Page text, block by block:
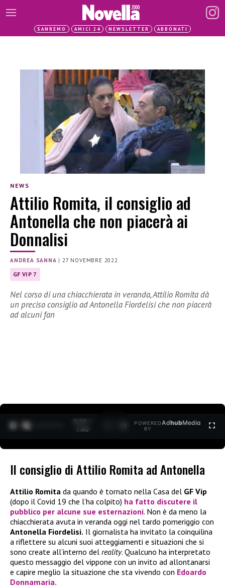
SANREMO AMICI 24 NEWSLETTER ABBONATI
NEWS
Attilio Romita, il consiglio ad
Antonella che non piacerà ai
Donnalisi
ANDREA SANNA |27 NOVEMBRE 2022
GF VIP 7
Nel corso di una chiacchierata in veranda, Attilio Romita dà
un preciso consiglio ad Antonella Fiordelisi che non piacerà
ad alcuni fan
0:30 /
1:40
POWERED
BY
AdhubMedia
Il consiglio di Attilio Romita ad Antonella
Attilio Romita da quando è tornato nella Casa del GF Vip
(dopo il Covid 19 che l’ha colpito) ha fatto discutere il
pubblico per alcune sue esternazioni. Non è da meno la
chiacchierata avuta in veranda oggi nel tardo pomeriggio con
Antonella Fiordelisi. Il giornalista ha invitato la coinquilina
a riflettere su alcuni suoi atteggiamenti e situazioni che si
sono create all’interno del reality. Qualcuno ha interpretato
questo messaggio del vippone con un invito ad allontanarsi
e capire meglio la situazione che sta vivendo con Edoardo
Donnamaria.